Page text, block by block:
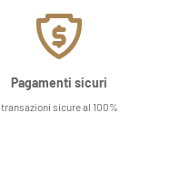
Pagamenti sicuri
transazioni sicure al 100%